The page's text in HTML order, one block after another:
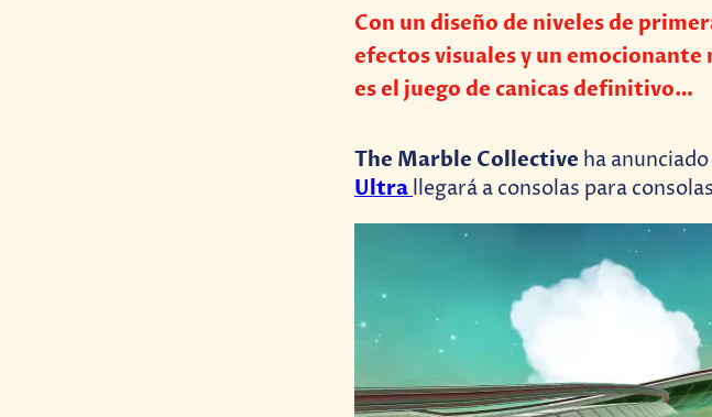
Con un diseño de niveles de
efectos visuales y un
es el juego de canicas definitivo…
The Marble Collective ha
Ultrallegará a consolas para